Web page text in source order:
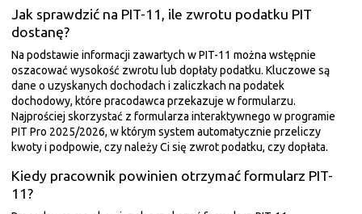
Jak sprawdzić na PIT-11, ile zwrotu podatku PIT
dostanę?
Na podstawie informacji zawartych w PIT-11 można wstępnie
oszacować wysokość zwrotu lub dopłaty podatku. Kluczowe są
dane o uzyskanych dochodach i zaliczkach na podatek
dochodowy, które pracodawca przekazuje w formularzu.
Najprościej skorzystać z formularza interaktywnego w programie
PIT Pro 2025/2026, w którym system automatycznie przeliczy
kwoty i podpowie, czy należy Ci się zwrot podatku, czy dopłata.
Kiedy pracownik powinien otrzymać formularz PIT-
11?